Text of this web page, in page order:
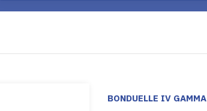
BONDUELLE IV GAMMA